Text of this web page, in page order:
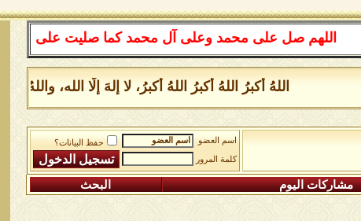
اللهم صل على محمد وعلى آل محمد كما صليت على إبراهيم
اللهُ أكبرُ اللهُ أكبرُ اللهُ أكبرُ، لا إلهَ إلَّا الله، واللهُ
اسم العضو
حفظ البيانات؟
كلمة المرور
مشاركات اليوم البحث